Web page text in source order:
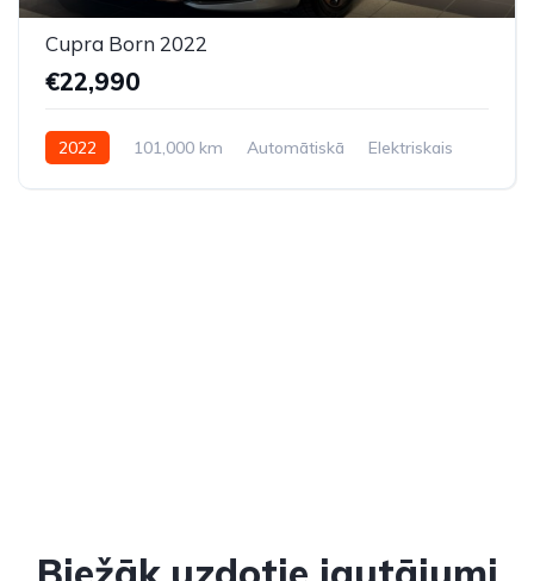
Cupra Born 2022
€22,990
2022 101,000 km Automātiskā
Elektriskais